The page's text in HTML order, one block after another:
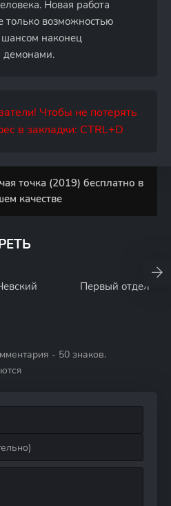
Новая работа
только возможностью
наконец
демонами.
Чтобы не потерять
в закладки: CTRL+D
точка (2019) бесплатно в
качестве
Первый отдел
- 50 знаков.